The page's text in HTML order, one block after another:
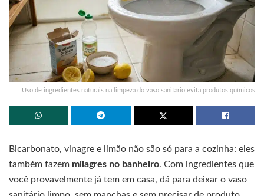
Uso de ingredientes naturais na limpeza do vaso sanitário evita produtos químicos
Bicarbonato, vinagre e limão não são só para a cozinha: eles
também fazem milagres no banheiro. Com ingredientes que
você provavelmente já tem em casa, dá para deixar o vaso